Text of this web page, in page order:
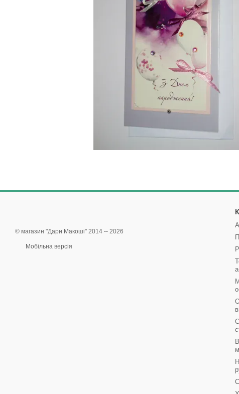
© магазин "Дари Макоші" 2014 -- 2026
Мобільна версія